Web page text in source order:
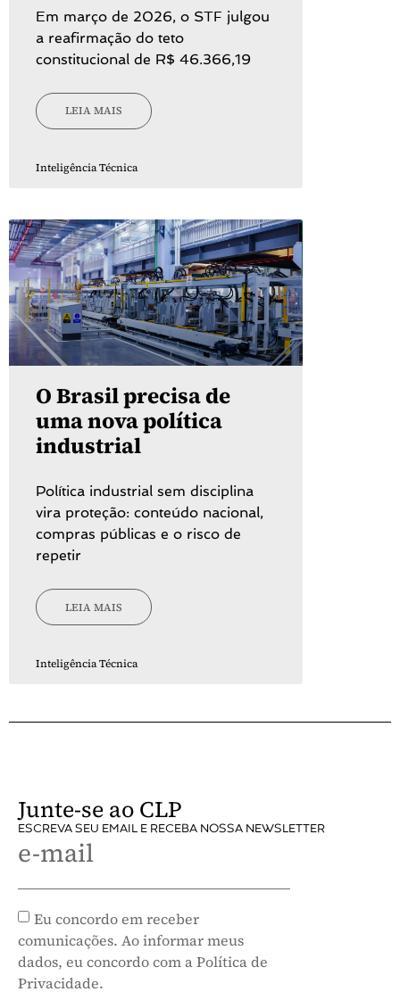
Em março de 2026, o STF julgou
a reafirmação do teto
constitucional de R$ 46.366,19
LEIA MAIS
Inteligência Técnica
O Brasil precisa de
uma nova política
industrial
Política industrial sem disciplina
vira proteção: conteúdo nacional,
compras públicas e o risco de
repetir
LEIA MAIS
Inteligência Técnica
Junte-se ao CLP
ESCREVA SEU EMAIL E RECEBA NOSSA NEWSLETTER
e-mail
Eu concordo em receber
comunicações. Ao informar meus
dados, eu concordo com a Política de
Privacidade.